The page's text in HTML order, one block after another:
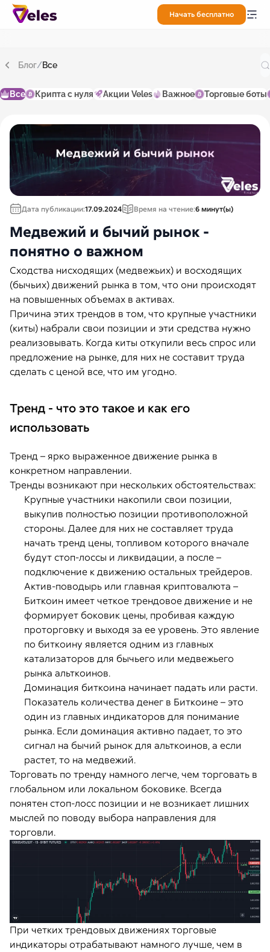
Начать бесплатно
Блог/Все
Все Крипта с нуля Акции Veles Важное Торговые боты
Дата публикации:17.09.2024 Время на чтение:6 минут(ы)
Медвежий и бычий рынок -
понятно о важном
Сходства нисходящих (медвежьих) и восходящих
(бычьих) движений рынка в том, что они происходят
на повышенных объемах в активах.
Причина этих трендов в том, что крупные участники
(киты) набрали свои позиции и эти средства нужно
реализовывать. Когда киты откупили весь спрос или
предложение на рынке, для них не составит труда
сделать с ценой все, что им угодно.
Тренд - что это такое и как его
использовать
Тренд – ярко выраженное движение рынка в
конкретном направлении.
Тренды возникают при нескольких обстоятельствах:
Крупные участники накопили свои позиции,
выкупив полностью позиции противоположной
стороны. Далее для них не составляет труда
начать тренд цены, топливом которого вначале
будут стоп-лоссы и ликвидации, а после –
подключение к движению остальных трейдеров.
Актив-поводырь или главная криптовалюта –
Биткоин имеет четкое трендовое движение и не
формирует боковик цены, пробивая каждую
проторговку и выходя за ее уровень. Это явление
по биткоину является одним из главных
катализаторов для бычьего или медвежьего
рынка альткоинов.
Доминация биткоина начинает падать или расти.
Показатель количества денег в Биткоине – это
один из главных индикаторов для понимание
рынка. Если доминация активно падает, то это
сигнал на бычий рынок для альткоинов, а если
растет, то на медвежий.
Торговать по тренду намного легче, чем торговать в
глобальном или локальном боковике. Всегда
понятен стоп-лосс позиции и не возникает лишних
мыслей по поводу выбора направления для
торговли.
При четких трендовых движениях торговые
индикаторы отрабатывают намного лучше, чем в